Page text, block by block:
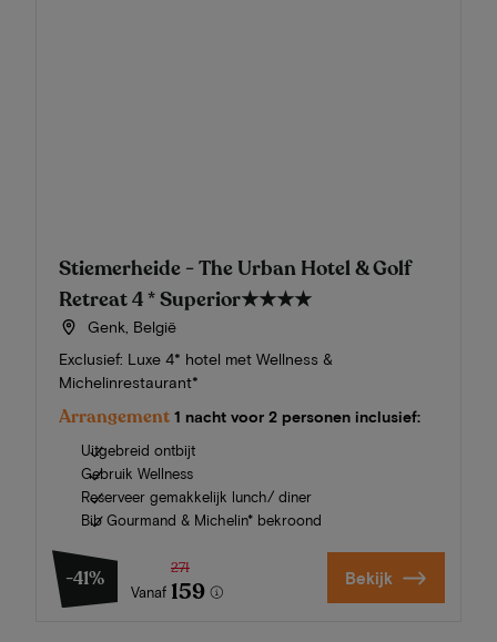
Stiemerheide - The Urban Hotel & Golf
Retreat 4 * Superior★★★★
Genk, België
Exclusief: Luxe 4* hotel met Wellness &
Michelinrestaurant*
Arrangement 1 nacht voor 2 personen inclusief:
Uitgebreid ontbijt
Gebruik Wellness
Reserveer gemakkelijk lunch/ diner
Bib Gourmand & Michelin* bekroond
-41%
Vanaf
271
159 Bekijk